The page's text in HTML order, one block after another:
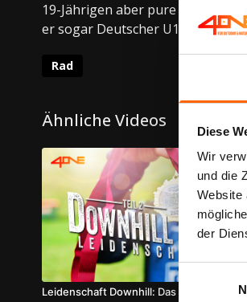
Diese
Wir
und die
Website
der
19-Jährigen aber pure
er sogar Deutscher U19 Meister
Rad
Ähnliche Videos
Leidenschaft Downhill: Das Rennen, Teil